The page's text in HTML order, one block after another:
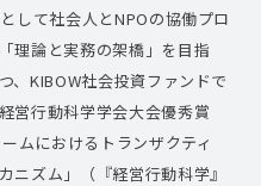
して社会人とNPOの協働プロ
理論と実務の架橋」を目指
、KIBOW社会投資ファンドで
営行動科学学会大会優秀賞
ムにおけるトランザクティ
ニズム」（『経営行動科学』